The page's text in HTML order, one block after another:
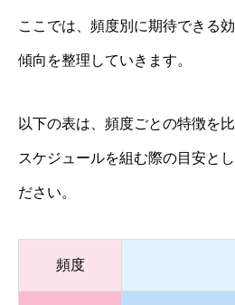
ここでは、頻度別に期待できる
傾向を整理していきます。
以下の表は、頻度ごとの特徴を
スケジュールを組む際の目安と
ださい。
頻度